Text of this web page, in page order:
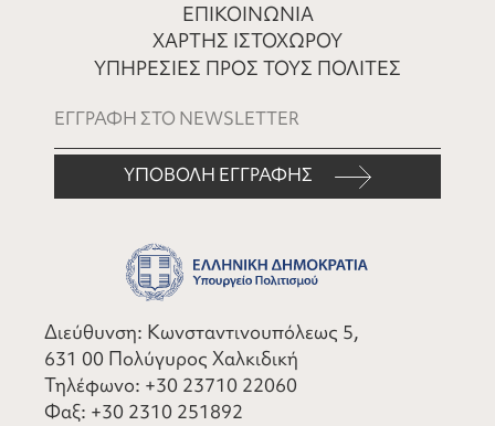
ΕΠΙΚΟΙΝΩΝΙΑ
ΧΑΡΤΗΣ ΙΣΤΟΧΩΡΟΥ
ΥΠΗΡΕΣΙΕΣ ΠΡΟΣ ΤΟΥΣ ΠΟΛΙΤΕΣ
ΥΠΟΒΟΛΗ ΕΓΓΡΑΦΗΣ
Διεύθυνση: Κωνσταντινουπόλεως 5,
631 00 Πολύγυρος Χαλκιδική
Τηλέφωνο: +30 23710 22060
Φαξ: +30 2310 251892